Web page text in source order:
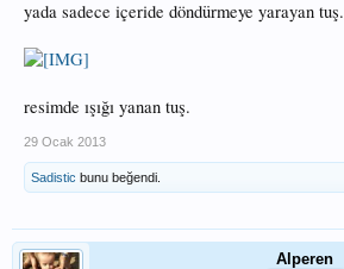
yada sadece içeride döndürmeye yarayan tuş.
resimde ışığı yanan tuş.
29 Ocak 2013
Sadistic bunu beğendi.
Alperen